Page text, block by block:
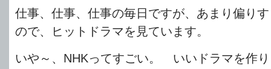
仕事、仕事、仕事の毎日ですが、あまり偏り
ので、ヒットドラマを見ています。
いや～、NHKってすごい。 いいドラマを作